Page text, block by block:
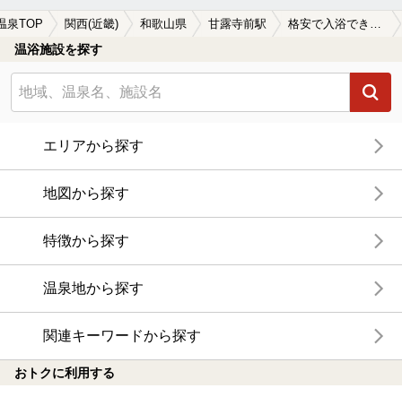
泉TOP 関西(近畿) 和歌山県 甘露寺前駅
温浴施設を探す
エリアから探す
地図から探す
特徴から探す
温泉地から探す
関連キーワードから探す
おトクに利用する